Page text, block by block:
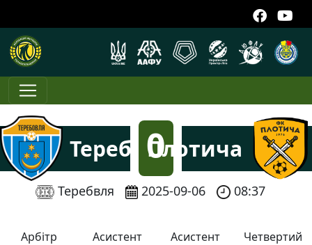
Теребовля
0
:
Плотича
Теребвля 2025-09-06 08:37
Арбітр
Асистент
Асистент
Четвертий